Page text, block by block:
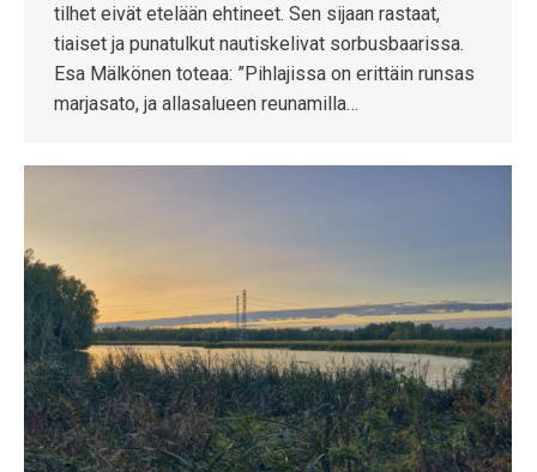
tilhet eivät etelään ehtineet. Sen sijaan rastaat,
tiaiset ja punatulkut nautiskelivat sorbusbaarissa.
Esa Mälkönen toteaa: ”Pihlajissa on erittäin runsas
marjasato, ja allasalueen reunamilla…